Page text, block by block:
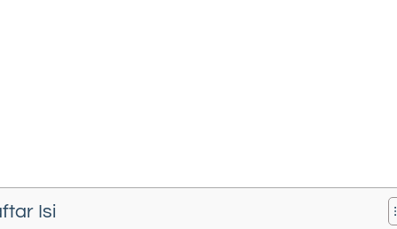
Isi